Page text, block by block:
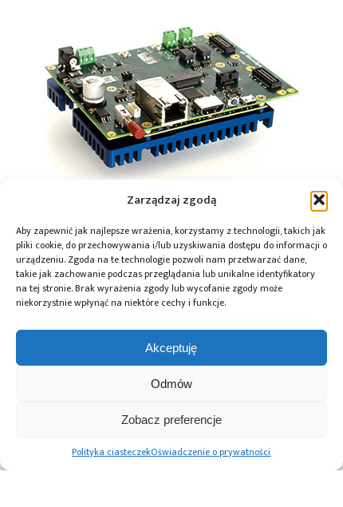
Zarządzaj zgodą
Aby zapewnić jak najlepsze wrażenia, korzystamy z technologii, takich jak
pliki cookie, do przechowywania i/lub uzyskiwania dostępu do informacji o
urządzeniu. Zgoda na te technologie pozwoli nam przetwarzać dane,
takie jak zachowanie podczas przeglądania lub unikalne identyfikatory
na tej stronie. Brak wyrażenia zgody lub wycofanie zgody może
niekorzystnie wpłynąć na niektóre cechy i funkcje.
Akceptuję
Odmów
Zobacz preferencje
Polityka ciasteczekOświadczenie o prywatności
Rysunek 3. Płytka ewaluacyjna SBC-S32V234 dla
procesora S32V
Autor:André Schwarz
Regionalny dyrektor techniczny (Europa Środkowo-
Future Electronics,NXP,